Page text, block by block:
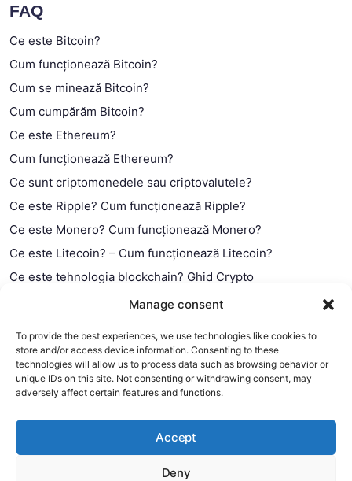
Manage consent
To provide the best experiences, we use technologies like cookies to
store and/or access device information. Consenting to these
technologies will allow us to process data such as browsing behavior or
unique IDs on this site. Not consenting or withdrawing consent, may
adversely affect certain features and functions.
Accept
Deny
FAQ
Ce este Bitcoin?
Cum funcționează Bitcoin?
Cum se minează Bitcoin?
Cum cumpărăm Bitcoin?
Ce este Ethereum?
Cum funcționează Ethereum?
Ce sunt criptomonedele sau criptovalutele?
Ce este Ripple? Cum funcționează Ripple?
Ce este Monero? Cum funcționează Monero?
Ce este Litecoin? – Cum funcționează Litecoin?
Ce este tehnologia blockchain? Ghid Crypto
Ce este contractul smart?